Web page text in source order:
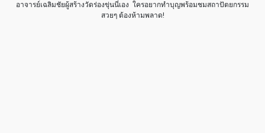
อาจารย์เฉลิมชัยผู้สร้างวัดร่องขุ่นนี่เอง ใครอยากทำบุญพร้อมชมสถาปัตยกรรม
สวยๆ ต้องห้ามพลาด!